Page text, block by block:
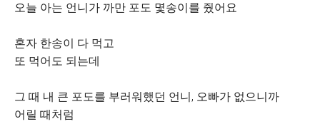
오늘 아는 언니가 까만 포도 몇송이를 줬어요
혼자 한송이 다 먹고
또 먹어도 되는데
그 때 내 큰 포도를 부러워했던 언니, 오빠가 없으니까
어릴 때처럼